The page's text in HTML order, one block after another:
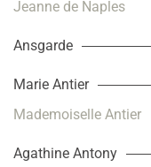
Jeanne de Naples
Ansgarde
Marie Antier
Mademoiselle Antier
Agathine Antony